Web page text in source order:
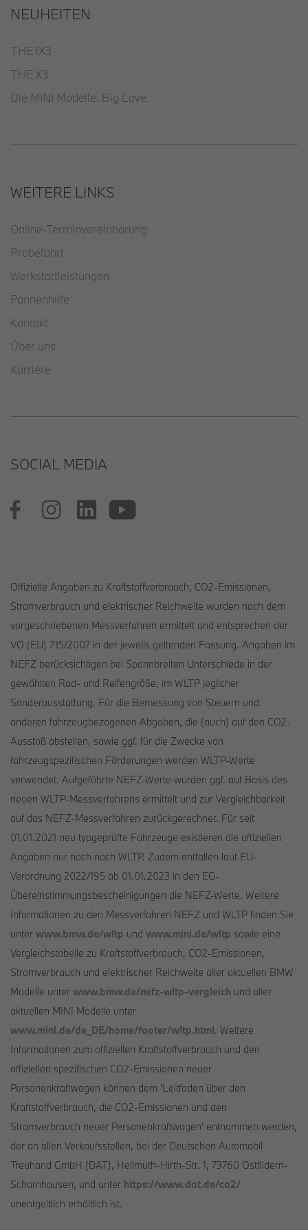
NEUHEITEN
THE iX3
THE X3
Die MINI Modelle. Big Love.
WEITERE LINKS
Online-Terminvereinbarung
Probefahrt
Werkstattleistungen
Pannenhilfe
Kontakt
Über uns
Karriere
SOCIAL MEDIA
Offizielle Angaben zu Kraftstoffverbrauch, CO2-Emissionen,
Stromverbrauch und elektrischer Reichweite wurden nach dem
vorgeschriebenen Messverfahren ermittelt und entsprechen der
VO (EU) 715/2007 in der jeweils geltenden Fassung. Angaben im
NEFZ berücksichtigen bei Spannbreiten Unterschiede in der
gewählten Rad- und Reifengröße, im WLTP jeglicher
Sonderausstattung. Für die Bemessung von Steuern und
anderen fahrzeugbezogenen Abgaben, die (auch) auf den CO2-
Ausstoß abstellen, sowie ggf. für die Zwecke von
fahrzeugspezifischen Förderungen werden WLTP-Werte
verwendet. Aufgeführte NEFZ-Werte wurden ggf. auf Basis des
neuen WLTP-Messverfahrens ermittelt und zur Vergleichbarkeit
auf das NEFZ-Messverfahren zurückgerechnet. Für seit
01.01.2021 neu typgeprüfte Fahrzeuge existieren die offiziellen
Angaben nur noch nach WLTP. Zudem entfallen laut EU-
Verordnung 2022/195 ab 01.01.2023 in den EG-
Übereinstimmungsbescheinigungen die NEFZ-Werte. Weitere
Informationen zu den Messverfahren NEFZ und WLTP finden Sie
unter www.bmw.de/wltp und www.mini.de/wltp sowie eine
Vergleichstabelle zu Kraftstoffverbrauch, CO2-Emissionen,
Stromverbrauch und elektrischer Reichweite aller aktuellen BMW
Modelle unter www.bmw.de/nefz-wltp-vergleich und aller
aktuellen MINI Modelle unter
www.mini.de/de_DE/home/footer/wltp.html. Weitere
Informationen zum offiziellen Kraftstoffverbrauch und den
offiziellen spezifischen CO2-Emissionen neuer
Personenkraftwagen können dem 'Leitfaden über den
Kraftstoffverbrauch, die CO2-Emissionen und den
Stromverbrauch neuer Personenkraftwagen' entnommen werden,
der an allen Verkaufsstellen, bei der Deutschen Automobil
Treuhand GmbH (DAT), Hellmuth-Hirth-Str. 1, 73760 Ostfildern-
Scharnhausen, und unter https://www.dat.de/co2/
unentgeltlich erhältlich ist.